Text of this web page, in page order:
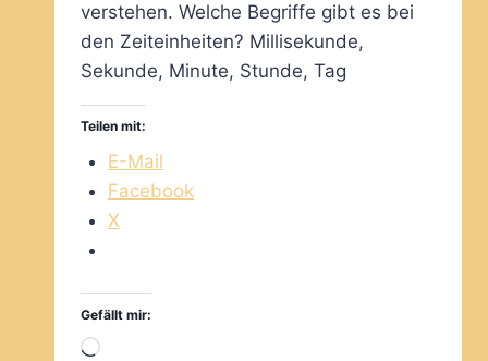
verstehen. Welche Begriffe gibt es bei
den Zeiteinheiten? Millisekunde,
Sekunde, Minute, Stunde, Tag
Teilen mit:
E-Mail
Facebook
X
Gefällt mir:
Wird